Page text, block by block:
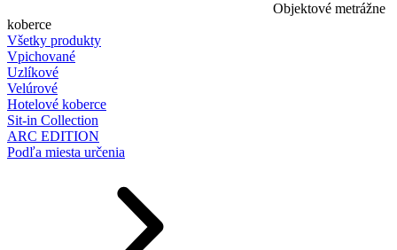
Objektové metrážne
koberce
Všetky produkty
Vpichované
Uzlíkové
Velúrové
Hotelové koberce
Sit-in Collection
ARC EDITION
Podľa miesta určenia